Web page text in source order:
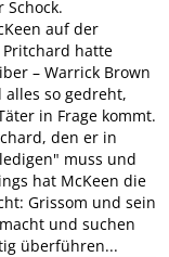
auf der
hatte
– Warrick Brown
so gedreht,
in Frage kommt.
den er in
muss und
hat McKeen die
Grissom und sein
und suchen
überführen...